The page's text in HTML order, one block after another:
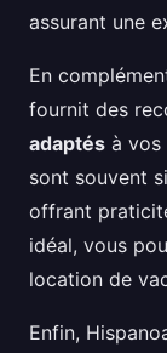
assurant une
En
fournit des
adaptés à vos
sont souvent
offrant
idéal, vous
location de
Enfin,